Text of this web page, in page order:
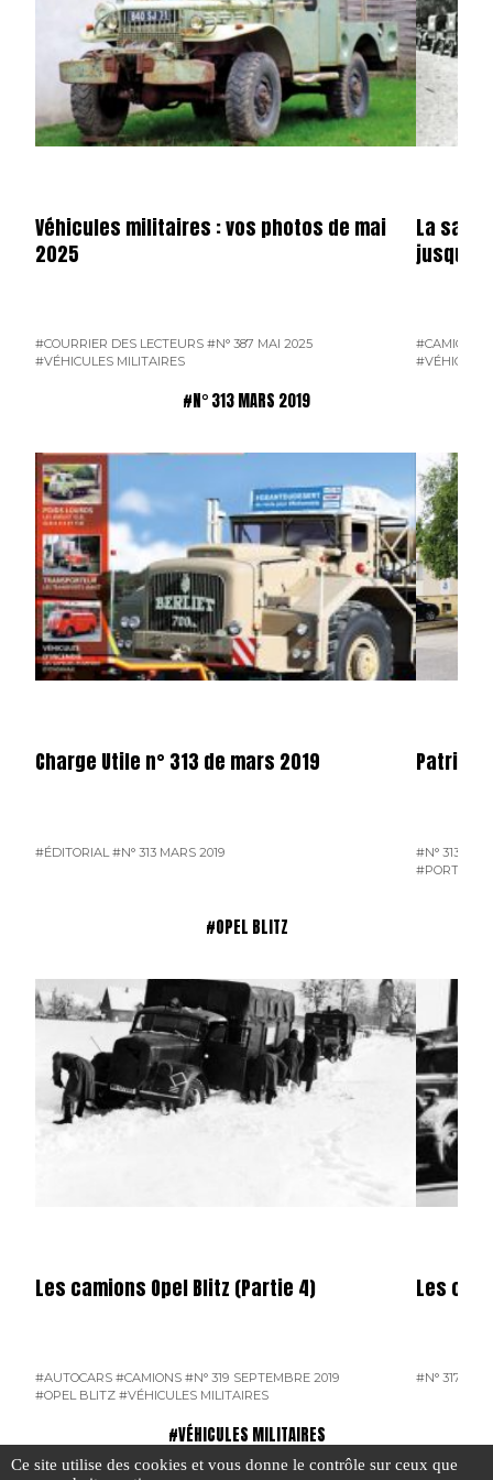
Véhicules militaires : vos photos de mai
2025
#COURRIER DES LECTEURS #N° 387 MAI 2025
#VÉHICULES MILITAIRES
La
#CAMION
#N° 313 MARS 2019
Charge Utile n° 313 de mars 2019
#ÉDITORIAL #N° 313 MARS 2019
Patrice
#N° 313
#PORTRAIT
#OPEL BLITZ
Les camions Opel Blitz (Partie 4)
#AUTOCARS #CAMIONS #N° 319 SEPTEMBRE 2019
#OPEL BLITZ #VÉHICULES MILITAIRES
Les
#N° 317
#VÉHICULES MILITAIRES
Ce site utilise des cookies et vous donne le contrôle sur ceux que